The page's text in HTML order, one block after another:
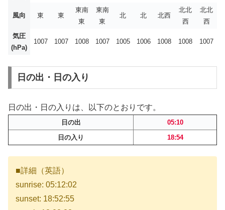
風向 東 東
東南
東
東南
東
北 北 北西
北北
西
北北
西
気圧
(hPa)
1007 1007 1008 1007 1005 1006 1008 1008 1007
日の出・日の入り
日の出・日の入りは、以下のとおりです。
日の出
05:10
日の入り
18:54
■詳細（英語）
sunrise: 05:12:02
sunset: 18:52:55